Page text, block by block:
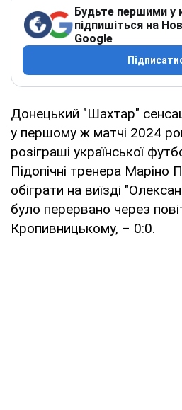
Будьте першими у
підпишіться на
Google
Донецький "Шахтар"
у першому ж матчі 2024
розіграші української
Підопічні тренера Маріно
обіграти на виїзді
було перервано через
Кропивницькому, – 0:0.